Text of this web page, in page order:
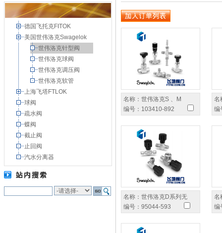
德国飞托克FITOK
美国世伟洛克Swagelok
世伟洛克针型阀
世伟洛克球阀
世伟洛克调压阀
世伟洛克软管
上海飞塔FTLOK
球阀
疏水阀
蝶阀
截止阀
止回阀
汽水分离器
名称： 世伟洛克S 、M
编号： 103410-892
名
编
名称： 世伟洛克D系列无
编号： 95044-593
名
编